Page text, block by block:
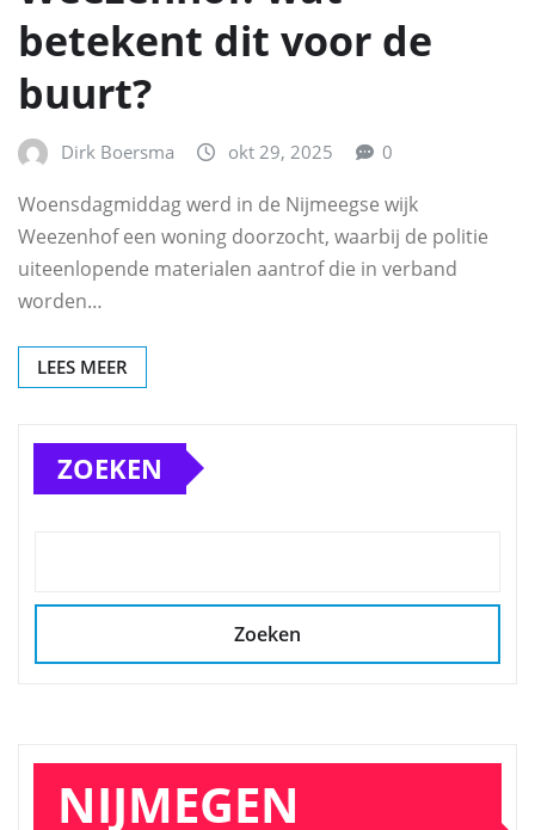
betekent dit voor de
buurt?
Dirk Boersma okt 29, 2025 0
Woensdagmiddag werd in de Nijmeegse wijk
Weezenhof een woning doorzocht, waarbij de politie
uiteenlopende materialen aantrof die in verband
worden…
LEES MEER
ZOEKEN
Zoeken
NIJMEGEN